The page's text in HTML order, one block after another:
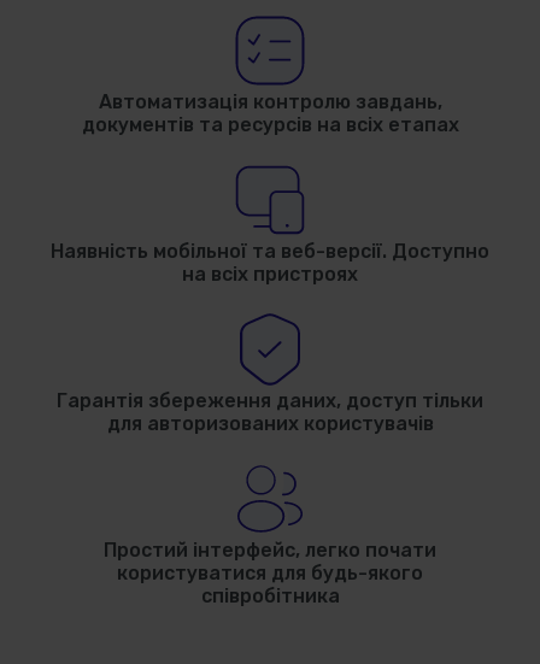
Автоматизація контролю завдань,
документів та ресурсів на всіх етапах
Наявність мобільної та веб-версії. Доступно
на всіх пристроях
Гарантія збереження даних, доступ тільки
для авторизованих користувачів
Простий інтерфейс, легко почати
користуватися для будь-якого
співробітника